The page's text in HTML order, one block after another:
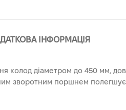
ІНФОРМАЦІЯ
колод діаметром до 450 мм,
зворотним поршнем